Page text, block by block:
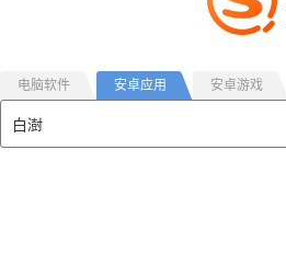
电脑软件 安卓应用 安卓游戏